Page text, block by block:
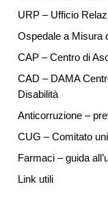
URP – Ufficio
Ospedale a Misura
CAP – Centro di
CAD – DAMA
Disabilità
Anticorruzione –
CUG – Comitato
Farmaci – guida
Link utili